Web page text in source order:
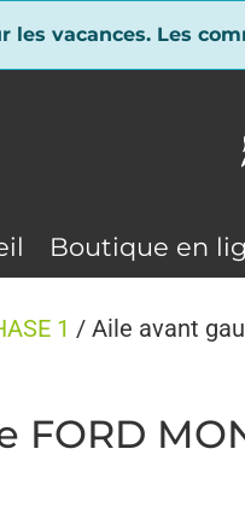
vacances. Les
Boutique en
1 / Aile avant